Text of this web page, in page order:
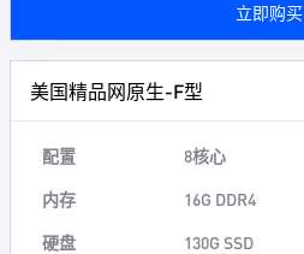
立即购买
美国精品网原生-F型
配置 8核心
内存
16G DDR4
硬盘
130G SSD